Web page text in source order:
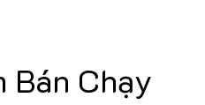
Bán Chạy